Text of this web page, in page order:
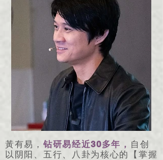
黃有易， 钻研易经近30多年， 自创
以阴阳、五行、八卦为核心的【掌握